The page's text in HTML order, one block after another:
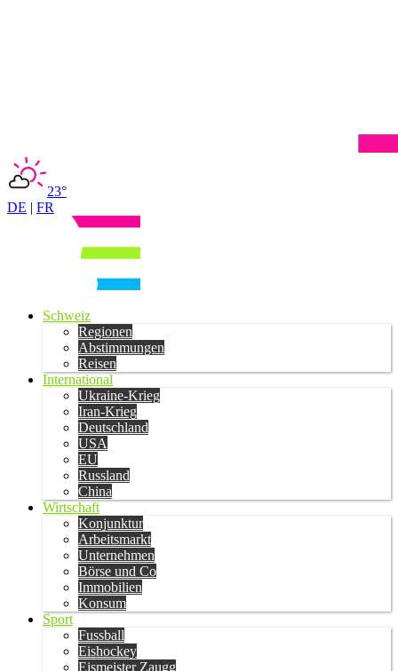
23°
DE | FR
Schweiz
Regionen
Abstimmungen
Reisen
International
Ukraine-Krieg
Iran-Krieg
Deutschland
USA
EU
Russland
China
Wirtschaft
Konjunktur
Arbeitsmarkt
Unternehmen
Börse und Co
Immobilien
Konsum
Sport
Fussball
Eishockey
Eismeister Zaugg